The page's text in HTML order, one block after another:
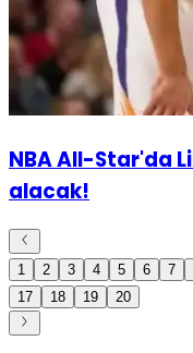
NBA All-Star'da
alacak!
1 2 3 4 5 6 7
17
18 19 20